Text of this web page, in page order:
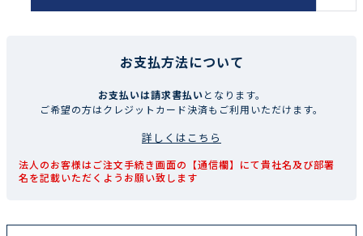
お支払方法について
お支払いは請求書払いとなります。
ご希望の方はクレジットカード決済もご利用いただけます。
詳しくはこちら
法人のお客様はご注文手続き画面の【通信欄】にて貴社名及び部署
名を記載いただくようお願い致します